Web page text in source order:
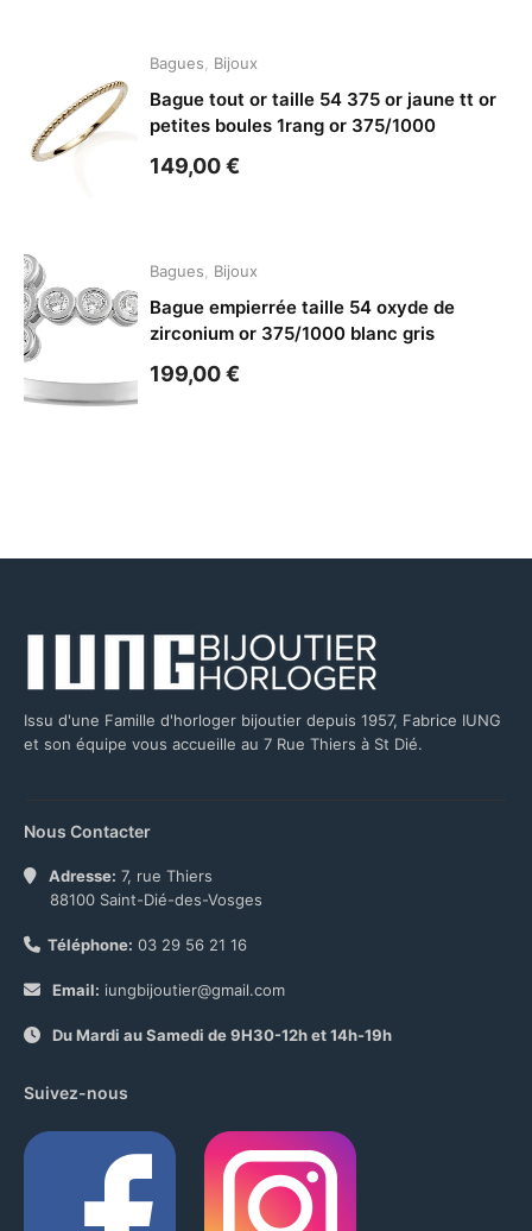
Bagues Bijoux
Bague tout or taille 54 375 or jaune tt or
petites boules 1rang or 375/1000
149,00€
Bagues Bijoux
Bague empierrée taille 54 oxyde de
zirconium or 375/1000 blanc gris
199,00€
Issu d'une Famille d'horloger bijoutier depuis 1957, Fabrice IUNG
et son équipe vous accueille au 7 Rue Thiers à St Dié.
Nous Contacter
Adresse: 7, rue Thiers
88100 Saint-Dié-des-Vosges
Téléphone: 03 29 56 21 16
Email: iungbijoutier@gmail.com
Du Mardi au Samedi de 9H30-12h et 14h-19h
Suivez-nous